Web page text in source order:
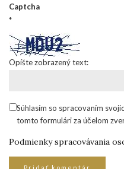
Captcha
*
Opíšte zobrazený text:
Súhlasím so spracovaním
tomto formulári za účelom
Podmienky spracovávania